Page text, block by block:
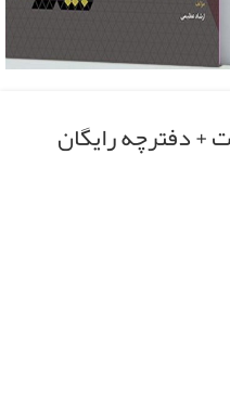
+ دفترچه رایگان